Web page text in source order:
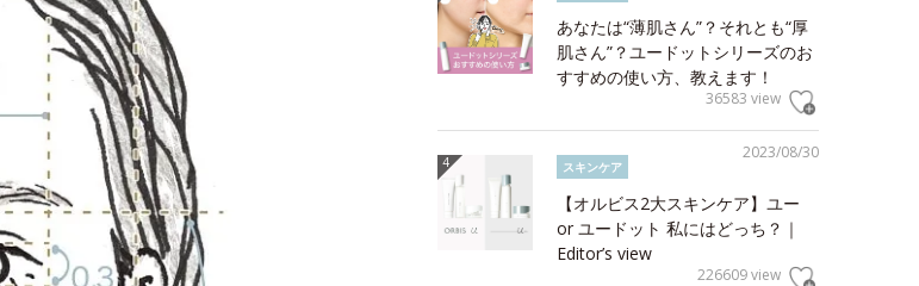
あなたは“薄肌さん”？それとも“厚
肌さん”？ユードットシリーズのお
すすめの使い方、教えます！
36583 view
2023/08/30
スキンケア
【オルビス2大スキンケア】ユー
or ユードット 私にはどっち？｜
Editor’s view
226609 view